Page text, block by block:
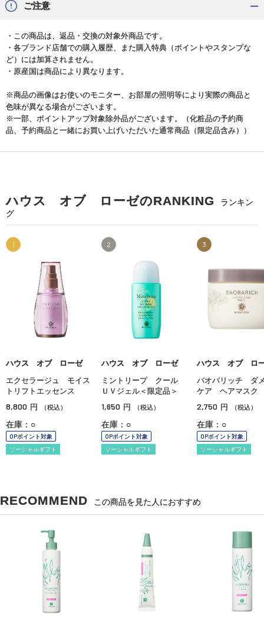
ご注意
・この商品は、返品・交換の対象外商品です。
・各ブランド店舗での購入履歴、また購入特典（ポイントやスタンプな
ど）には加算されません。
・原産国は商品により異なります。
※商品の画像はお使いのモニター、お部屋の照明等により実際の商品と
色味が異なる場合がございます。
※一部、ポイントアップ対象除外品がございます。（化粧品の予約商
品、予約商品と一緒にお買い上げいただいた通常商品（限定品含み））
ハウス オブ ローゼのRANKING
ランキン
グ
1
ハウス オブ ローゼ
エクセラージュ モイス
トリフトエッセンス
8,800 円 （税込）
在庫：○
OPポイント対象
ソーシャルギフト
2
ハウス オブ ローゼ
ミントリープ クール
ＵＶジェル＜限定品＞
1,650 円 （税込）
在庫：○
OPポイント対象
ソーシャルギフト
3
ハウス オブ ロ
バオバリッチ ダ
ケア ヘアマスク
2,750 円 （税込）
在庫：○
OPポイント対象
ソーシャルギフト
RECOMMEND この商品を見た人におすすめ